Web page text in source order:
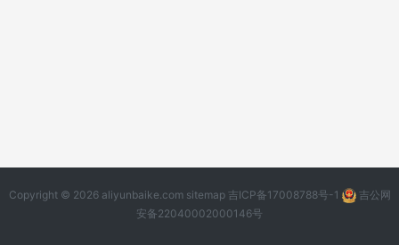
Copyright © 2026 aliyunbaike.com sitemap 吉ICP备17008788号-1
吉公网
安备22040002000146号